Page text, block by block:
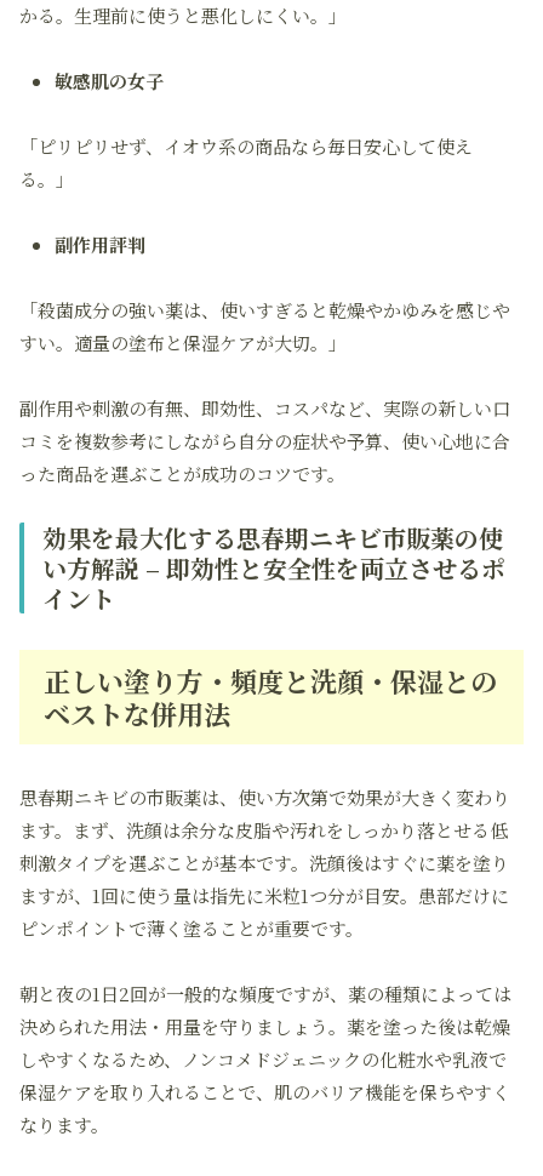
かる。生理前に使うと悪化しにくい。」
敏感肌の女子
「ピリピリせず、イオウ系の商品なら毎日安心して使え
る。」
副作用評判
「殺菌成分の強い薬は、使いすぎると乾燥やかゆみを感じや
すい。適量の塗布と保湿ケアが大切。」
副作用や刺激の有無、即効性、コスパなど、実際の新しい口
コミを複数参考にしながら自分の症状や予算、使い心地に合
った商品を選ぶことが成功のコツです。
効果を最大化する思春期ニキビ市販薬の使
い方解説 – 即効性と安全性を両立させるポ
イント
正しい塗り方・頻度と洗顔・保湿との
ベストな併用法
思春期ニキビの市販薬は、使い方次第で効果が大きく変わり
ます。まず、洗顔は余分な皮脂や汚れをしっかり落とせる低
刺激タイプを選ぶことが基本です。洗顔後はすぐに薬を塗り
ますが、1回に使う量は指先に米粒1つ分が目安。患部だけに
ピンポイントで薄く塗ることが重要です。
朝と夜の1日2回が一般的な頻度ですが、薬の種類によっては
決められた用法・用量を守りましょう。薬を塗った後は乾燥
しやすくなるため、
ノンコメドジェニックの化粧水や乳液で
保湿ケアを取り入れることで、肌のバリア機能を保ちやすく
なります。